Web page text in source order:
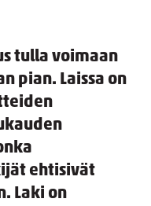
tulla voimaan
pian. Laissa on
ehtisivät
Laki on